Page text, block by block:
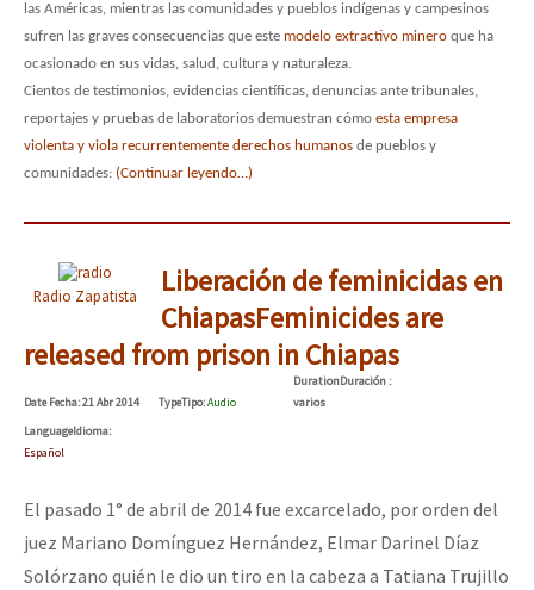
las Américas, mientras las comunidades y pueblos indígenas y campesinos
sufren las graves consecuencias que este modelo extractivo minero que ha
ocasionado en sus vidas, salud, cultura y naturaleza.
Cientos de testimonios, evidencias científicas, denuncias ante tribunales,
reportajes y pruebas de laboratorios demuestran cómo esta empresa
violenta y viola recurrentemente derechos humanos de pueblos y
comunidades: (Continuar leyendo…)
Radio Zapatista
Liberación de feminicidas en
ChiapasFeminicides are
released from prison in Chiapas
DateFecha: 21 Abr 2014 TypeTipo:Audio
DurationDuración:
varios
LanguageIdioma:
Español
El pasado 1° de abril de 2014 fue excarcelado, por orden del
juez Mariano Domínguez Hernández, Elmar Darinel Díaz
Solórzano quién le dio un tiro en la cabeza a Tatiana Trujillo